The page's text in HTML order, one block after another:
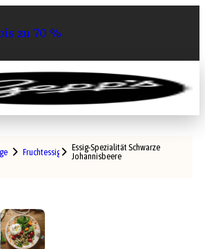
zu 70 %
0
Fruchtessige
Essig-Spezialität Schwarze
Johannisbeere